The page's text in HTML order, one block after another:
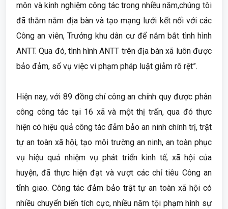
môn và kinh nghiệm công tác trong nhiều năm,chúng tôi
đã thăm nắm địa bàn và tạo mạng lưới kết nối với các
Công an viên, Trưởng khu dân cư để nắm bắt tình hình
ANTT. Qua đó, tình hình ANTT trên địa bàn xã luôn được
bảo đảm, số vụ việc vi phạm pháp luật giảm rõ rệt”.
Hiện nay, với 89 đồng chí công an chính quy được phân
công công tác tại 16 xã và một thị trấn, qua đó thực
hiện có hiệu quả công tác đảm bảo an ninh chính trị, trật
tự an toàn xã hội, tạo môi trường an ninh, an toàn phục
vụ hiệu quả nhiệm vụ phát triển kinh tế, xã hội của
huyện, đã thực hiện đạt và vượt các chỉ tiêu Công an
tỉnh giao. Công tác đảm bảo trật tự an toàn xã hội có
nhiều chuyển biến tích cực, nhiều năm tội phạm hình sự